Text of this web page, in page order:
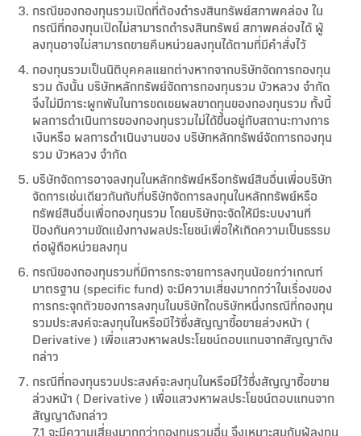
กรณีของกองทุนรวมเปิดที่ต้องดำรงสินทรัพย์สภาพคล่อง ใน
กรณีที่กองทุนเปิดไม่สามารถดำรงสินทรัพย์ สภาพคล่องได้ ผู้
ลงทุนอาจไม่สามารถขายคืนหน่วยลงทุนได้ตามที่มีคำสั่งไว้
กองทุนรวมเป็นนิติบุคคลแยกต่างหากจากบริษัทจัดการกองทุน
รวม ดังนั้น บริษัทหลักทรัพย์จัดการกองทุนรวม บัวหลวง จำกัด
จึงไม่มีภาระผูกพันในการชดเชยผลขาดทุนของกองทุนรวม ทั้งนี้
ผลการดำเนินการของกองทุนรวมไม่ได้ขึ้นอยู่กับสถานะทางการ
เงินหรือ ผลการดำเนินงานของ บริษัทหลักทรัพย์จัดการกองทุน
รวม บัวหลวง จำกัด
บริษัทจัดการอาจลงทุนในหลักทรัพย์หรือทรัพย์สินอื่นเพื่อบริษัท
จัดการเช่นเดียวกันกับที่บริษัทจัดการลงทุนในหลักทรัพย์หรือ
ทรัพย์สินอื่นเพื่อกองทุนรวม โดยบริษัทจะจัดให้มีระบบงานที่
ป้องกันความขัดแย้งทางผลประโยชน์เพื่อให้เกิดความเป็นธรรม
ต่อผู้ถือหน่วยลงทุน
กรณีของกองทุนรวมที่มีการกระจายการลงทุนน้อยกว่าเกณฑ์
มาตรฐาน (specific fund) จะมีความเสี่ยงมากกว่าในเรื่องของ
การกระจุกตัวของการลงทุนในบริษัทใดบริษัทหนึ่งกรณีที่กองทุน
รวมประสงค์จะลงทุนในหรือมีไว้ซึ่งสัญญาซื้อขายล่วงหน้า (
Derivative ) เพื่อแสวงหาผลประโยชน์ตอบแทนจากสัญญาดัง
กล่าว
กรณีที่กองทุนรวมประสงค์จะลงทุนในหรือมีไว้ซึ่งสัญญาซื้อขาย
ล่วงหน้า ( Derivative ) เพื่อแสวงหาผลประโยชน์ตอบแทนจาก
สัญญาดังกล่าว